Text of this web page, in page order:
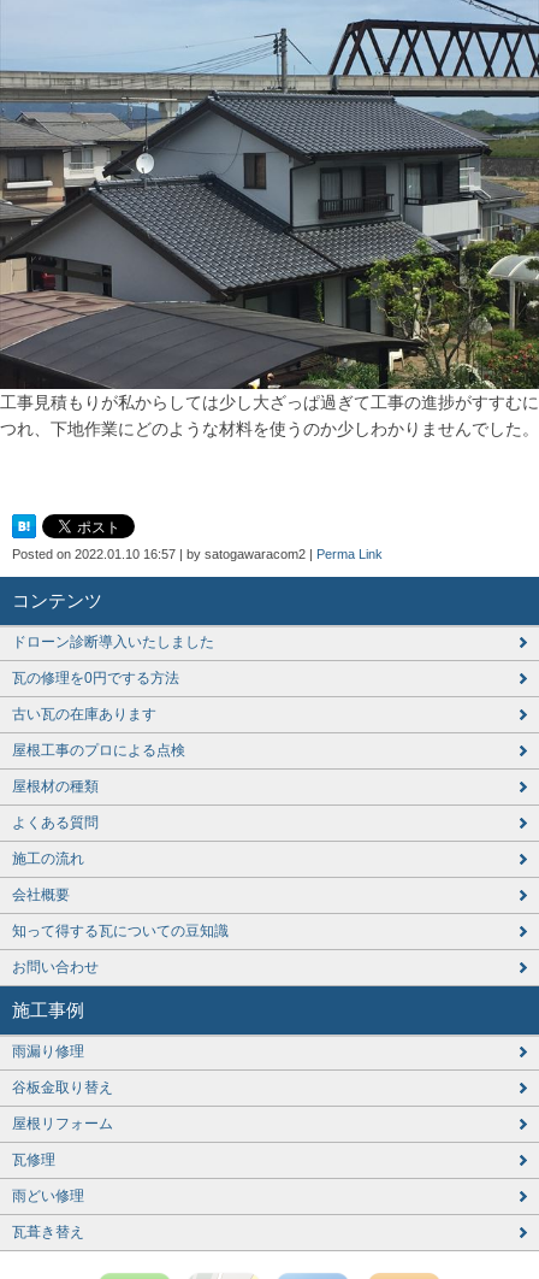
工事見積もりが私からしては少し大ざっぱ過ぎて工事の進捗がすすむに
つれ、下地作業にどのような材料を使うのか少しわかりませんでした。
Posted on 2022.01.10 16:57 | by satogawaracom2 | Perma Link
コンテンツ
ドローン診断導入いたしました
瓦の修理を0円でする方法
古い瓦の在庫あります
屋根工事のプロによる点検
屋根材の種類
よくある質問
施工の流れ
会社概要
知って得する瓦についての豆知識
お問い合わせ
施工事例
雨漏り修理
谷板金取り替え
屋根リフォーム
瓦修理
雨どい修理
瓦葺き替え